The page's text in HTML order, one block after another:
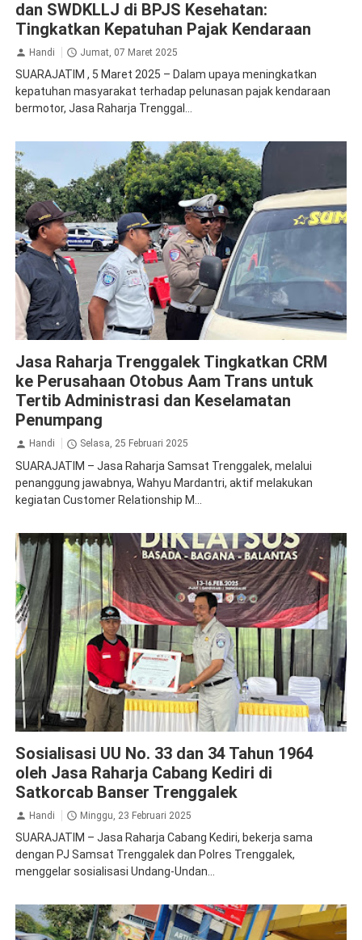
dan SWDKLLJ di BPJS Kesehatan:
Tingkatkan Kepatuhan Pajak Kendaraan
Handi Jumat, 07 Maret 2025
SUARAJATIM , 5 Maret 2025 – Dalam upaya meningkatkan
kepatuhan masyarakat terhadap pelunasan pajak kendaraan
bermotor, Jasa Raharja Trenggal...
Jasa Raharja Trenggalek Tingkatkan CRM
ke Perusahaan Otobus Aam Trans untuk
Tertib Administrasi dan Keselamatan
Penumpang
Handi Selasa, 25 Februari 2025
SUARAJATIM – Jasa Raharja Samsat Trenggalek, melalui
penanggung jawabnya, Wahyu Mardantri, aktif melakukan
kegiatan Customer Relationship M...
Sosialisasi UU No. 33 dan 34 Tahun 1964
oleh Jasa Raharja Cabang Kediri di
Satkorcab Banser Trenggalek
Handi Minggu, 23 Februari 2025
SUARAJATIM – Jasa Raharja Cabang Kediri, bekerja sama
dengan PJ Samsat Trenggalek dan Polres Trenggalek,
menggelar sosialisasi Undang-Undan...